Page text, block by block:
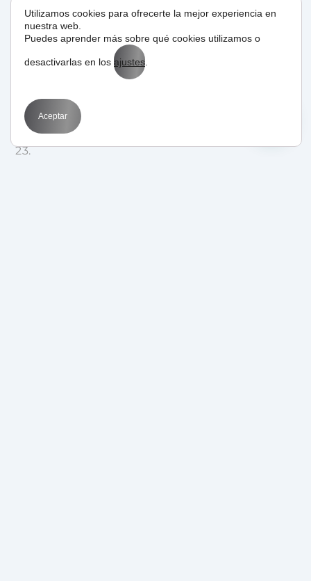
No hacer uso de herramientas de seguimiento.
Olvidarte del SEO en imágenes.
Linkbuilding de cantidad y a lo loco.
Utilizamos cookies para ofrecerte la mejor experiencia en
nuestra web.
Puedes aprender más sobre qué cookies utilizamos o
desactivarlas en los ajustes
Aceptar